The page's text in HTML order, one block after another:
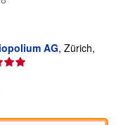
AG, Zürich,